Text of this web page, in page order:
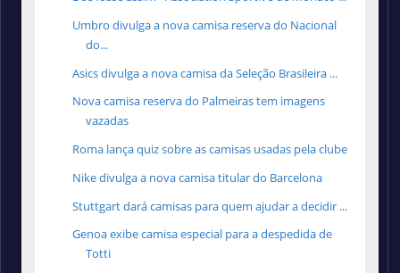
Umbro divulga a nova camisa reserva do Nacional
do...
Asics divulga a nova camisa da Seleção Brasileira ...
Nova camisa reserva do Palmeiras tem imagens
vazadas
Roma lança quiz sobre as camisas usadas pela clube
Nike divulga a nova camisa titular do Barcelona
Stuttgart dará camisas para quem ajudar a decidir ...
Genoa exibe camisa especial para a despedida de
Totti